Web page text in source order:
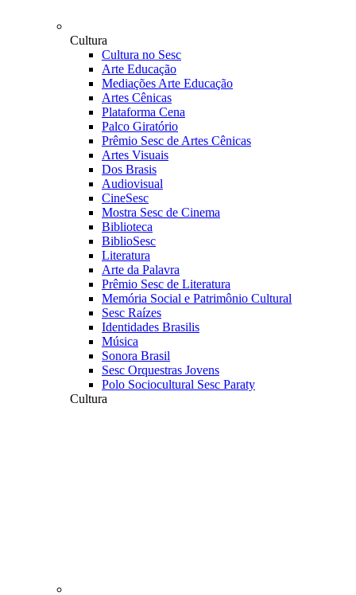
Cultura
Cultura no Sesc
Arte Educação
Mediações Arte Educação
Artes Cênicas
Plataforma Cena
Palco Giratório
Prêmio Sesc de Artes Cênicas
Artes Visuais
Dos Brasis
Audiovisual
CineSesc
Mostra Sesc de Cinema
Biblioteca
BiblioSesc
Literatura
Arte da Palavra
Prêmio Sesc de Literatura
Memória Social e Patrimônio Cultural
Sesc Raízes
Identidades Brasilis
Música
Sonora Brasil
Sesc Orquestras Jovens
Polo Sociocultural Sesc Paraty
Cultura